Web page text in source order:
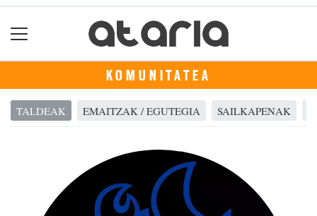
KOMUNITATEA
TALDEAK EMAITZAK / EGUTEGIA SAILKAPENAK